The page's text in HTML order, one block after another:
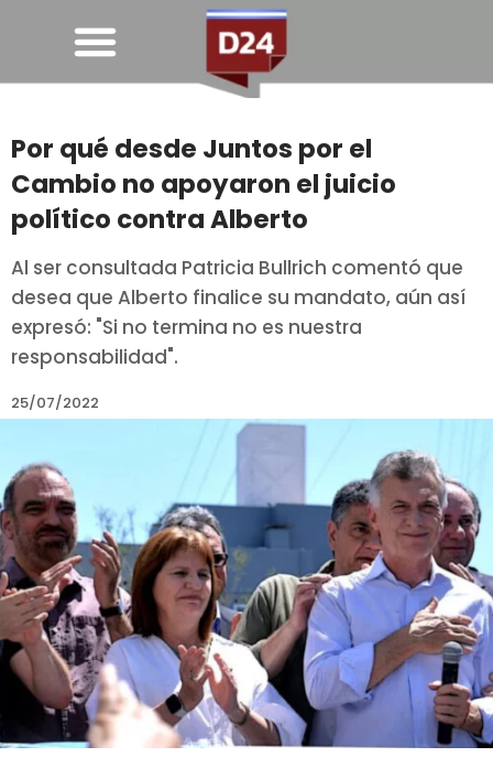
Por qué desde Juntos por el
Cambio no apoyaron el juicio
político contra Alberto
Al ser consultada Patricia Bullrich comentó que
desea que Alberto finalice su mandato, aún así
expresó: "Si no termina no es nuestra
responsabilidad".
25/07/2022